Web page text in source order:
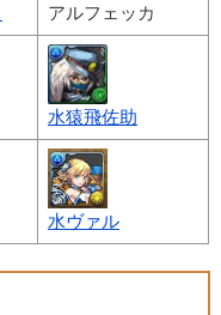
アルフェッカ
水猿飛佐助
水ヴァル